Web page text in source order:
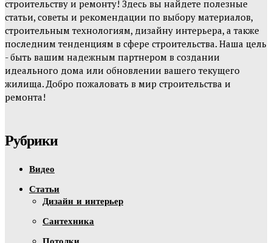
строительству и ремонту! Здесь вы найдете полезные
статьи, советы и рекомендации по выбору материалов,
строительным технологиям, дизайну интерьера, а также
последним тенденциям в сфере строительства. Наша цель
- быть вашим надежным партнером в создании
идеального дома или обновлении вашего текущего
жилища. Добро пожаловать в мир строительства и
ремонта!
Рубрики
Видео
Статьи
Дизайн и интерьер
Сантехника